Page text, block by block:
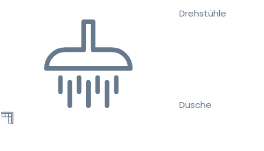
Drehstühle
Dusche